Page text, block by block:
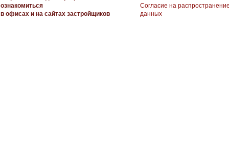
ознакомиться
в офисах и на сайтах застройщиков
Согласие на
данных